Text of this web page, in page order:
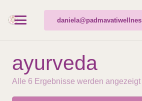
ayurveda
Alle 6 Ergebnisse werden angezeigt